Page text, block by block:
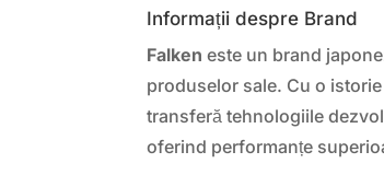
Informații despre Brand
Falken este un brand
produselor sale. Cu o
transferă tehnologiile
oferind performanțe